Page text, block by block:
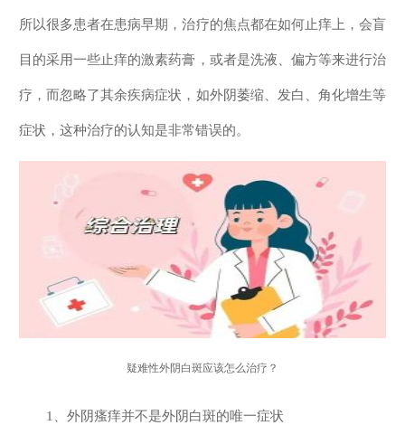
所以很多患者在患病早期，治疗的焦点都在如何止痒上，会盲
目的采用一些止痒的激素药膏，或者是洗液、偏方等来进行治
疗，而忽略了其余疾病症状，如外阴萎缩、发白、角化增生等
症状，这种治疗的认知是非常错误的。
疑难性外阴白斑应该怎么治疗？
1、外阴瘙痒并不是外阴白斑的唯一症状